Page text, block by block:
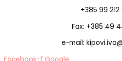
+385 99 212
Fax: +385 49
e-mail: